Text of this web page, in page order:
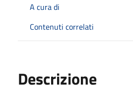
A cura di
Contenuti correlati
Descrizione